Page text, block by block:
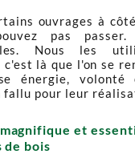
ouvrages à
pas
Nous les
là que l'on se
énergie, volonté
fallu pour leur
et
de bois